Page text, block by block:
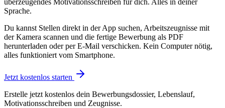
Sprache.
Du kannst Stellen direkt in der App suchen, Arbeitszeugnisse mit
der Kamera scannen und die fertige Bewerbung als PDF
herunterladen oder per E-Mail verschicken. Kein Computer nötig,
alles funktioniert vom Smartphone.
Jetzt kostenlos starten
Erstelle jetzt kostenlos dein Bewerbungsdossier, Lebenslauf,
Motivationsschreiben und Zeugnisse.